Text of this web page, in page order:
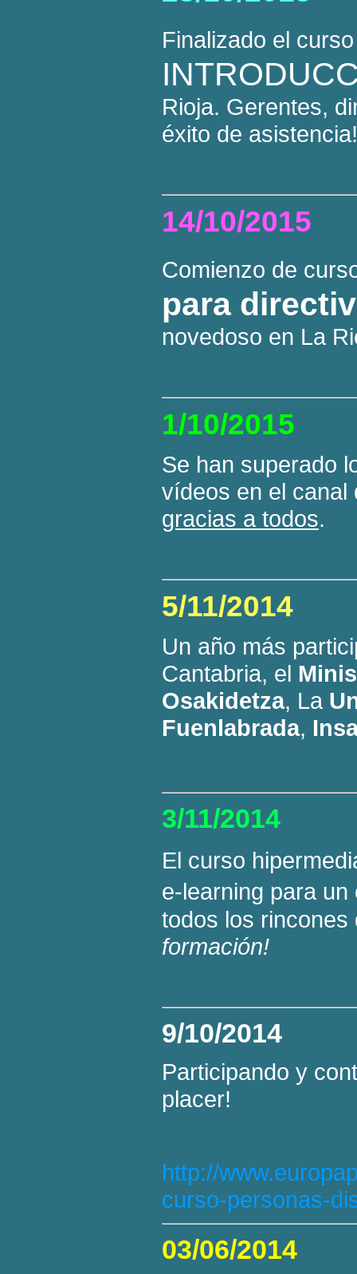
Finalizado el
Rioja. Gerentes,
éxito de
14/10/2015
Comienzo de
para
novedoso en La
1/10/2015
Se han superado
vídeos en el canal
gracias a todos.
5/11/2014
Un año más
Cantabria, el
Osakidetza, La
Fuenlabrada,
3/11/2014
El curso
e-learning para
todos los
formación!
9/10/2014
Participando y
placer!
http://
curso-personas-
03/06/2014